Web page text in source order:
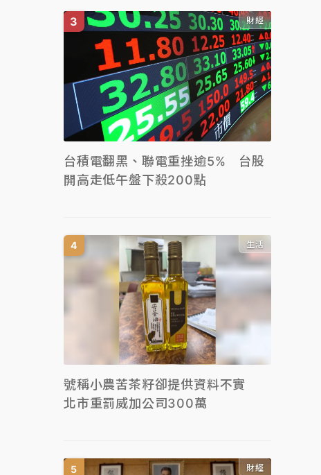
財經
台積電翻黑、聯電重挫逾5% 台股
開高走低午盤下殺200點
生活
號稱小農苦茶籽卻提供資料不實
北市重罰威加公司300萬
財經